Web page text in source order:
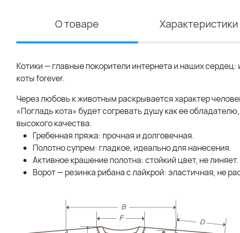
О товаре Характеристики
Котики — главные покорители интернета и наших
коты forever.
Через любовь к животным раскрывается характер
«Погладь кота» будет согревать душу как ее
высокого качества.
Гребенная пряжа: прочная и долговечная.
Полотно супрем: гладкое, идеально для нанесения.
Активное крашение полотна: стойкий цвет, не линяет.
Ворот — резинка рибана с лайкрой: эластичная, не